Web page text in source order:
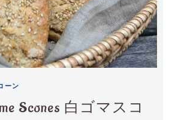
ーン
Scones 白ゴマスコ